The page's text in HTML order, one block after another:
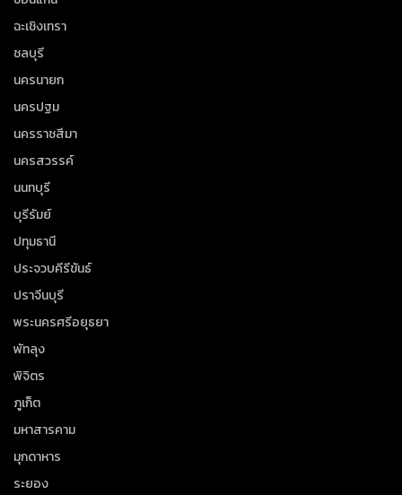
ฉะเชิงเทรา
ชลบุรี
นครนายก
นครปฐม
นครราชสีมา
นครสวรรค์
นนทบุรี
บุรีรัมย์
ปทุมธานี
ประจวบคีรีขันธ์
ปราจีนบุรี
พระนครศรีอยุธยา
พัทลุง
พิจิตร
ภูเก็ต
มหาสารคาม
มุกดาหาร
ระยอง